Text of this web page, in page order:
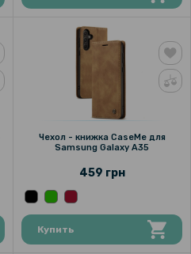
Чехол - книжка CaseMe для
Samsung Galaxy A35
459 грн
Купить